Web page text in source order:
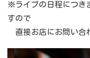
※ライブの日程につき
すので
直接お店にお問い合